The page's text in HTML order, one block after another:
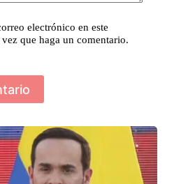
electrónico en este
que haga un comentario.